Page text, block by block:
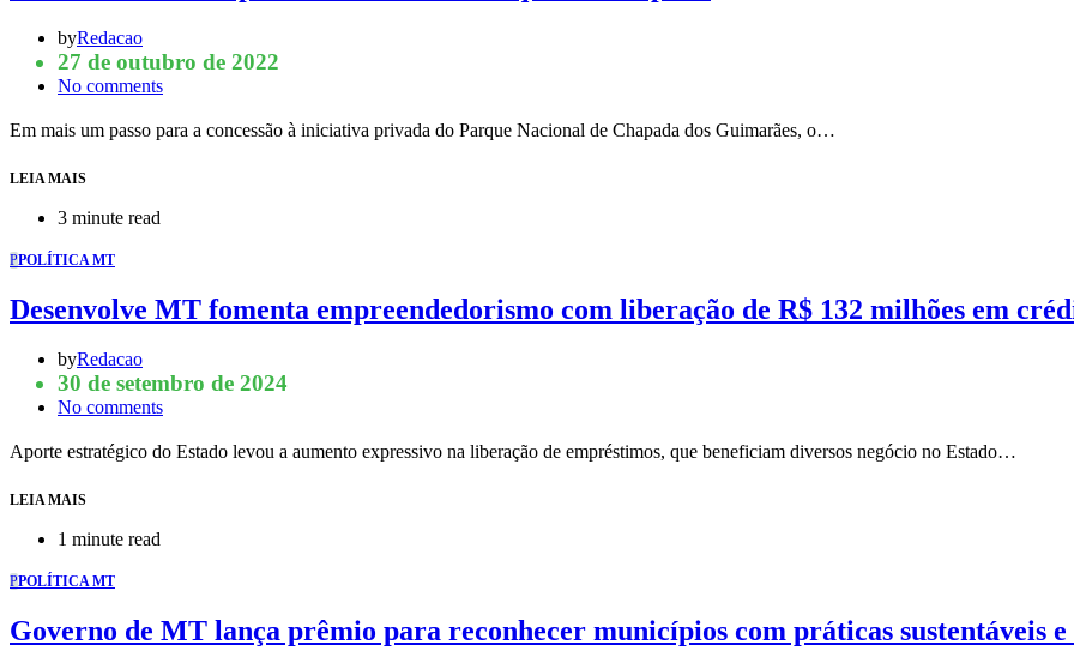
byRedacao
27 de outubro de 2022
No comments
Em mais um passo para a concessão à iniciativa privada do Parque Nacional de Chapada dos Guimarães, o…
LEIA MAIS
3 minute read
PPOLÍTICA MT
Desenvolve MT fomenta empreendedorismo com liberação de R$ 132 milhões em
byRedacao
30 de setembro de 2024
No comments
Aporte estratégico do Estado levou a aumento expressivo na liberação de empréstimos, que beneficiam diversos negócio no Estado…
LEIA MAIS
1 minute read
PPOLÍTICA MT
Governo de MT lança prêmio para reconhecer municípios com práticas sustentáveis